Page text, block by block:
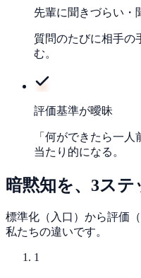
先輩に聞きづらい・
質問のたびに相手の
む。
評価基準が曖昧
「何ができたら一
当たり的になる。
暗黙知を、3ス
標準化（入口）から評価
私たちの違いです。
1